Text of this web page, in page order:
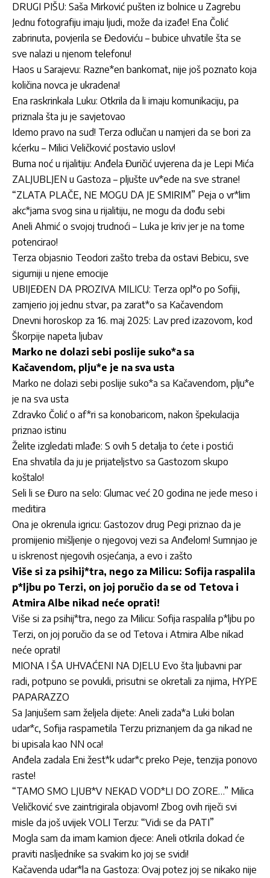
DRUGI PIŠU: Saša Mirković pušten iz bolnice u Zagrebu
Jednu fotografiju imaju ljudi, može da izađe! Ena Čolić
zabrinuta, povjerila se Đedoviću – bubice uhvatile šta se
sve nalazi u njenom telefonu!
Haos u Sarajevu: Razne*en bankomat, nije još poznato koja
količina novca je ukradena!
Ena raskrinkala Luku: Otkrila da li imaju komunikaciju, pa
priznala šta ju je savjetovao
Idemo pravo na sud! Terza odlučan u namjeri da se bori za
kćerku – Milici Veličković postavio uslov!
Burna noć u rijalitiju: Anđela Đuričić uvjerena da je Lepi Mića
ZALJUBLJEN u Gastoza – pljušte uv*ede na sve strane!
“ZLATA PLAČE, NE MOGU DA JE SMIRIM” Peja o vr*lim
akc*jama svog sina u rijalitiju, ne mogu da dođu sebi
Aneli Ahmić o svojoj trudnoći – Luka je kriv jer je na tome
potencirao!
Terza objasnio Teodori zašto treba da ostavi Bebicu, sve
sigurniji u njene emocije
UBIJEĐEN DA PROZIVA MILICU: Terza opl*o po Sofiji,
zamjerio joj jednu stvar, pa zarat*o sa Kačavendom
Dnevni horoskop za 16. maj 2025: Lav pred izazovom, kod
Škorpije napeta ljubav
Marko ne dolazi sebi poslije suko*a sa
Kačavendom, plju*e je na sva usta
Marko ne dolazi sebi poslije suko*a sa Kačavendom, plju*e
je na sva usta
Zdravko Čolić o af*ri sa konobaricom, nakon špekulacija
priznao istinu
Želite izgledati mlađe: S ovih 5 detalja to ćete i postići
Ena shvatila da ju je prijateljstvo sa Gastozom skupo
koštalo!
Seli li se Đuro na selo: Glumac već 20 godina ne jede meso i
meditira
Ona je okrenula igricu: Gastozov drug Pegi priznao da je
promijenio mišljenje o njegovoj vezi sa Anđelom! Sumnjao je
u iskrenost njegovih osjećanja, a evo i zašto
Više si za psihij*tra, nego za Milicu: Sofija raspalila
p*ljbu po Terzi, on joj poručio da se od Tetova i
Atmira Albe nikad neće oprati!
Više si za psihij*tra, nego za Milicu: Sofija raspalila p*ljbu po
Terzi, on joj poručio da se od Tetova i Atmira Albe nikad
neće oprati!
MIONA I ŠA UHVAĆENI NA DJELU Evo šta ljubavni par
radi, potpuno se povukli, prisutni se okretali za njima, HYPE
PAPARAZZO
Sa Janjušem sam željela dijete: Aneli zada*a Luki bolan
udar*c, Sofija raspametila Terzu priznanjem da ga nikad ne
bi upisala kao NN oca!
Anđela zadala Eni žest*k udar*c preko Peje, tenzija ponovo
raste!
“TAMO SMO LJUB*V NEKAD VOD*LI DO ZORE…” Milica
Veličković sve zaintrigirala objavom! Zbog ovih riječi svi
misle da još uvijek VOLI Terzu: “Vidi se da PATI”
Mogla sam da imam kamion djece: Aneli otkrila dokad će
praviti nasljednike sa svakim ko joj se svidi!
Kačavenda udar*la na Gastoza: Ovaj potez joj se nikako nije